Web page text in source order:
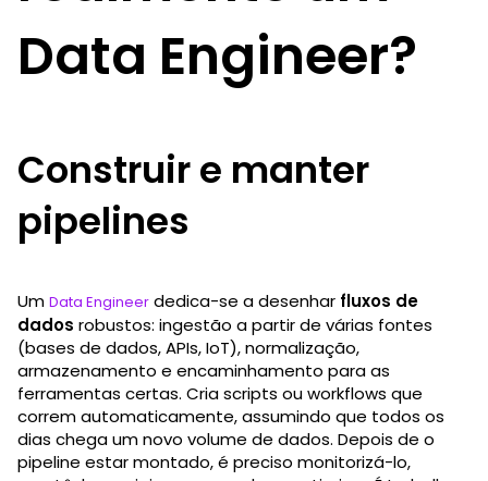
Data Engineer?
Construir e manter
pipelines
Um Data Engineer dedica-se a desenhar fluxos de
dados robustos: ingestão a partir de várias fontes
(bases de dados, APIs, IoT), normalização,
armazenamento e encaminhamento para as
ferramentas certas. Cria scripts ou workflows que
correm automaticamente, assumindo que todos os
dias chega um novo volume de dados. Depois de o
pipeline estar montado, é preciso monitorizá-lo,